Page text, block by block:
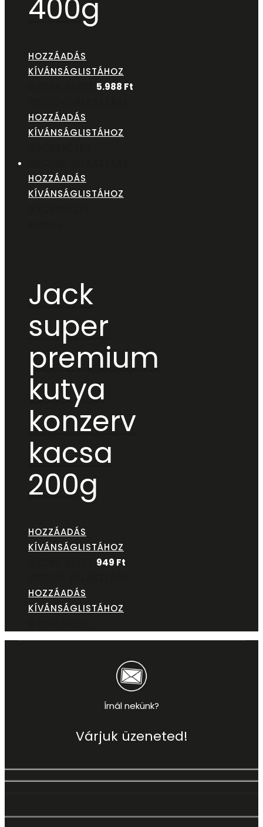
400g
HOZZÁADÁS
KÍVÁNSÁGLISTÁHOZ
5.988 Ft
HOZZÁADÁS
KÍVÁNSÁGLISTÁHOZ
HOZZÁADÁS
KÍVÁNSÁGLISTÁHOZ
Jack
super
premium
kutya
konzerv
kacsa
200g
HOZZÁADÁS
KÍVÁNSÁGLISTÁHOZ
949 Ft
HOZZÁADÁS
KÍVÁNSÁGLISTÁHOZ
Írnál nekünk?
Várjuk üzeneted!